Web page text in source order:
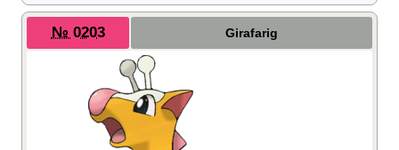
№ 0203 Girafarig